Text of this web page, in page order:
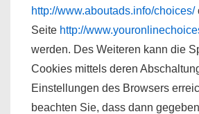
http://www.aboutads.info/choices/
Seite http://
werden. Des Weiteren kann die
Cookies mittels deren
Einstellungen des Browsers
beachten Sie, dass dann